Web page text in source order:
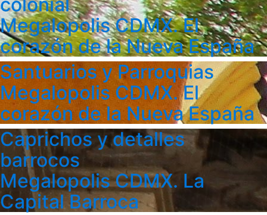
Megalopolis CDMX. El
corazón de la Nueva España
Santuarios y Parroquias
Megalopolis CDMX. El
corazón de la Nueva España
Caprichos y detalles
barrocos
Megalopolis CDMX. La
Capital Barroca